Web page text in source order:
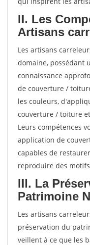
II. Les
Artisans
Les artisans
domaine, possédant
connaissance
de couverture /
les couleurs,
couverture / toiture
Leurs compétences
application de
capables de
reproduire des
III. La
Patrimoine
Les artisans
préservation du
veillent à ce que les